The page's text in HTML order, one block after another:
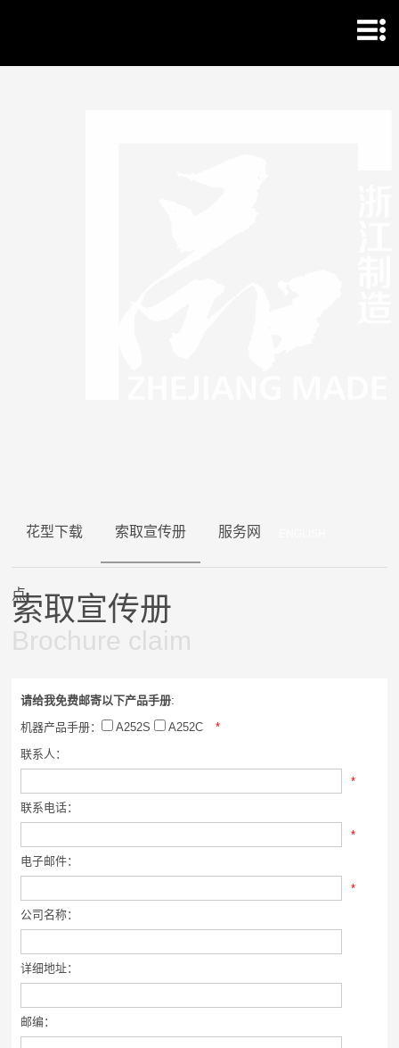
花型下载 索取宣传册 服务网
点
索取宣传册
Brochure claim
请给我免费邮寄以下产品手册:
机器产品手册：
A252S A252C
*
联系人：
*
联系电话：
*
电子邮件：
*
公司名称：
详细地址：
邮编：